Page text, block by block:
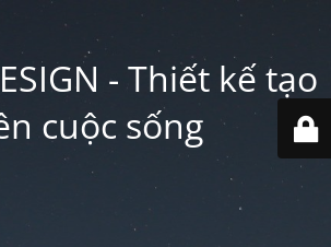
- Thiết kế tạo
cuộc sống